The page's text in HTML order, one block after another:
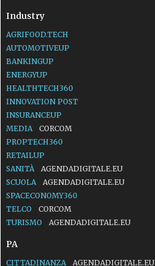
Industry
AGRIFOOD.TECH
AUTOMOTIVEUP
BANKINGUP
ENERGYUP
HEALTHTECH360
INNOVATION POST
INSURANCEUP
MEDIA
CORCOM
PROPTECH360
RETAILUP
SANITÀ
AGENDADIGITALE.EU
SCUOLA
AGENDADIGITALE.EU
SPACECONOMY360
TELCO
CORCOM
TURISMO
AGENDADIGITALE.EU
PA
CITTADINANZA
AGENDADIGITALE.EU